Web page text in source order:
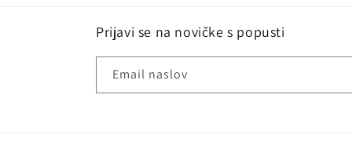
Prijavi se na novičke s popusti
Email naslov